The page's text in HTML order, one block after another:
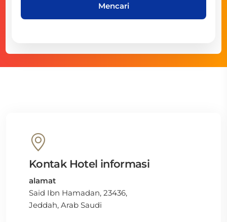
Mencari
Kontak Hotel informasi
alamat
Said Ibn Hamadan, 23436,
Jeddah, Arab Saudi